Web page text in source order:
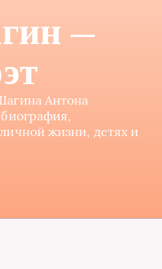
—
Антона
жизни, детях и